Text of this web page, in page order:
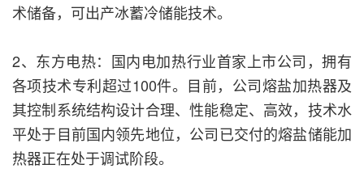
术储备，可出产冰蓄冷储能技术。
2、东方电热：国内电加热行业首家上市公司，拥有
各项技术专利超过100件。目前，公司熔盐加热器及
其控制系统结构设计合理、性能稳定、高效，技术水
平处于目前国内领先地位，公司已交付的熔盐储能加
热器正在处于调试阶段。